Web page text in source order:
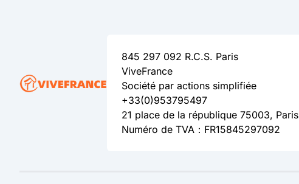
845 297 092 R.C.S. Paris
ViveFrance
Société par actions simplifiée
+33(0)953795497
21 place de la république 75003, Paris
Numéro de TVA：FR15845297092